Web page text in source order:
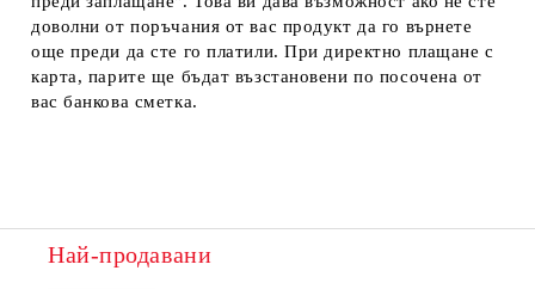
доволни от поръчания от вас продукт да го върнете
още преди да сте го платили. При директно плащане с
карта, парите ще бъдат възстановени по посочена от
вас банкова сметка.
Най-продавани